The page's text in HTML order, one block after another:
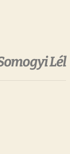
Lél